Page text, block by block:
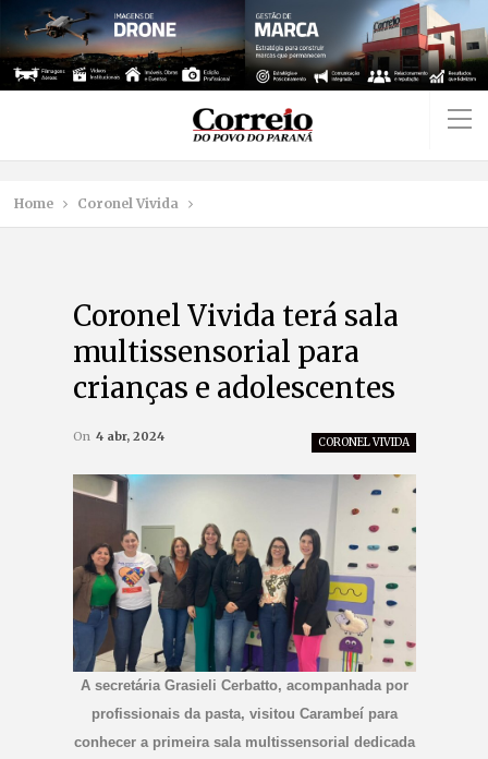
Home Coronel Vivida
Coronel Vivida terá sala
multissensorial para
crianças e adolescentes
CORONEL VIVIDA
On 4 abr, 2024
A secretária Grasieli Cerbatto, acompanhada por
profissionais da pasta, visitou Carambeí para
conhecer a primeira sala multissensorial dedicada